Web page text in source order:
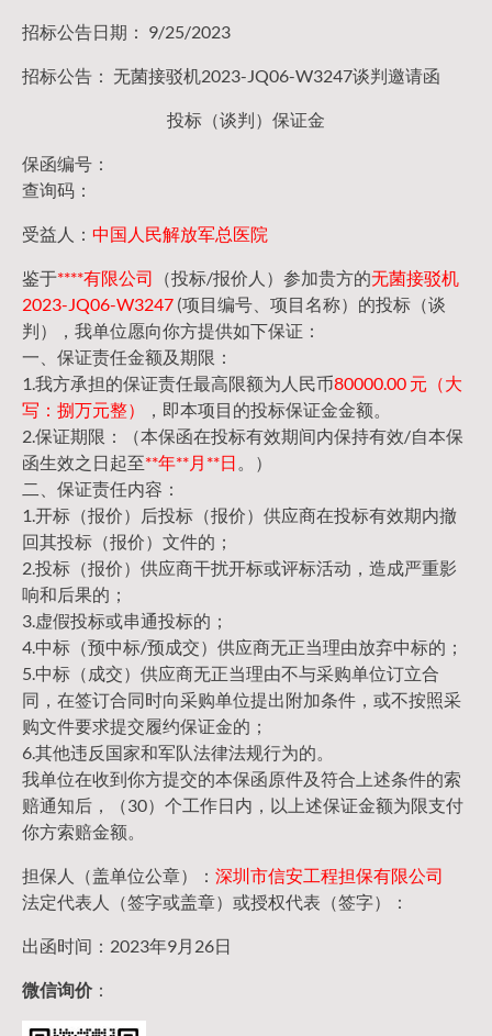
招标公告日期： 9/25/2023
招标公告： 无菌接驳机2023-JQ06-W3247谈判邀请函
投标（谈判）保证金
保函编号：
查询码：
受益人： 中国人民解放军总医院
鉴于****有限公司 （投标/报价人）参加贵方的无菌接驳机
2023-JQ06-W3247 (项目编号、项目名称）的投标（谈
判），我单位愿向你方提供如下保证：
一、保证责任金额及期限：
1.我方承担的保证责任最高限额为人民币80000.00 元（大
写：捌万元整）
，即本项目的投标保证金金额。
2.保证期限：（本保函在投标有效期间内保持有效/自本保
函生效之日起至**年**月**日 。）
二、保证责任内容：
1.开标（报价）后投标（报价）供应商在投标有效期内撤
回其投标（报价）文件的；
2.投标（报价）供应商干扰开标或评标活动，造成严重影
响和后果的；
3.虚假投标或串通投标的；
4.中标（预中标/预成交）供应商无正当理由放弃中标的；
5.中标（成交）供应商无正当理由不与采购单位订立合
同，在签订合同时向采购单位提出附加条件，或不按照采
购文件要求提交履约保证金的；
6.其他违反国家和军队法律法规行为的。
我单位在收到你方提交的本保函原件及符合上述条件的索
赔通知后，（30）个工作日内，以上述保证金额为限支付
你方索赔金额。
担保人（盖单位公章）： 深圳市信安工程担保有限公司
法定代表人（签字或盖章）或授权代表（签字）：
出函时间：2023年9月26日
微信询价：